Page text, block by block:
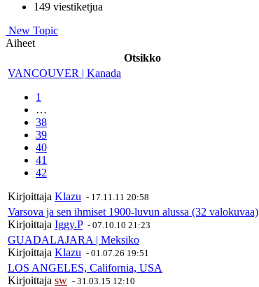
149 viestiketjua
New Topic
Aiheet
Otsikko
VANCOUVER | Kanada
1
…
38
39
40
41
42
Kirjoittaja Klazu - 17.11.11 20:58
Varsova ja sen ihmiset 1900-luvun alussa (32 valokuvaa)
Kirjoittaja Iggy.P - 07.10.10 21:23
GUADALAJARA | Meksiko
Kirjoittaja Klazu - 01.07.26 19:51
LOS ANGELES, California, USA
Kirjoittaja sw - 31.03.15 12:10